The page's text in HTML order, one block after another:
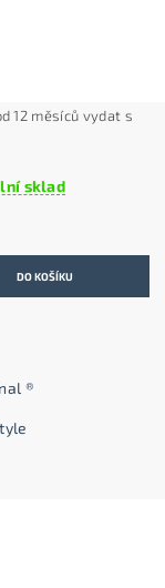
12 měsíců vydat s
sklad
®